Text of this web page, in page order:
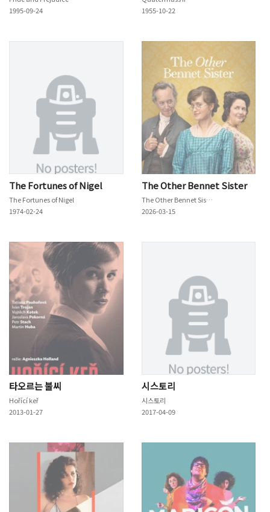
1995-09-24
1955-10-22
The Fortunes of Nigel
The Fortunes of Nigel
1974-02-24
The Other Bennet Sister
The Other Bennet Sister
2026-03-15
타오르는 불씨
Hořící keř
2013-01-27
시스토리
시스토리
2017-04-09